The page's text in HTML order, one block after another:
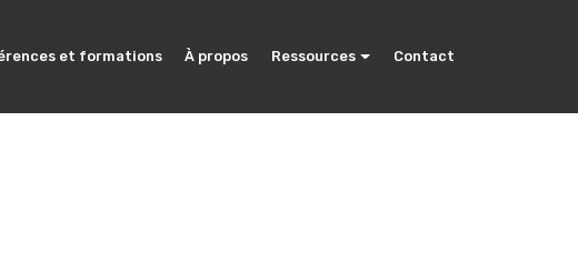
et formations À propos Ressources Contact